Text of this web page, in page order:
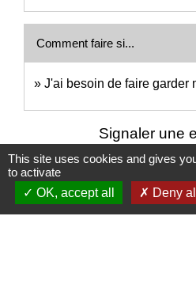
Comment faire si...
J'ai besoin de faire garder
Signaler une
This site uses cookies and gives
to activate
OK, accept all
Deny